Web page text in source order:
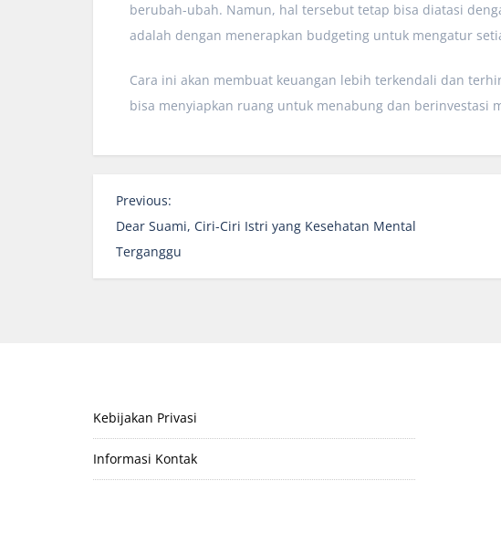
berubah-ubah. Namun, hal tersebut tetap bisa diatasi
adalah dengan menerapkan budgeting untuk mengatur
Cara ini akan membuat keuangan lebih terkendali dan
bisa menyiapkan ruang untuk menabung dan berinvestasi
P
o
s
t
a
t
i
Previous:
Dear Suami, Ciri-Ciri Istri yang Kesehatan Mental
Terganggu
Kebijakan Privasi
Informasi Kontak